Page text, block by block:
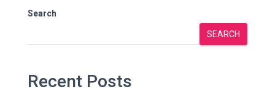
Search
SEARCH
Recent Posts